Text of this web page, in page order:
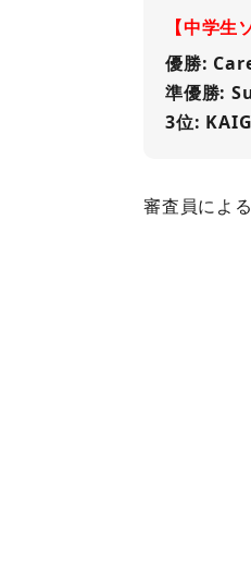
【中学生
優勝:
準優勝:
3位:
審査員によ